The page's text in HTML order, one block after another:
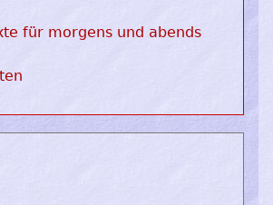
für morgens und abends